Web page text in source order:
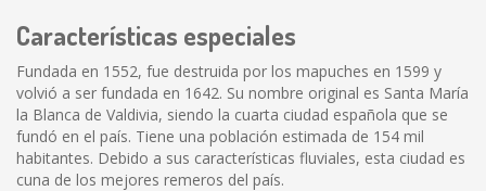
Características especiales
Fundada en 1552, fue destruida por los mapuches en 1599 y
volvió a ser fundada en 1642. Su nombre original es Santa María
la Blanca de Valdivia, siendo la cuarta ciudad española que se
fundó en el país. Tiene una población estimada de 154 mil
habitantes. Debido a sus características fluviales, esta ciudad es
cuna de los mejores remeros del país.